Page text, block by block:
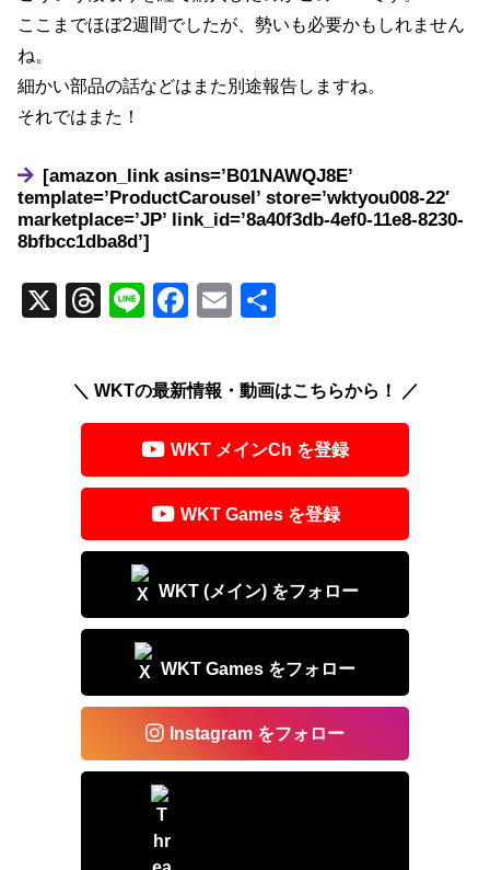
ここまでほぼ2週間でしたが、勢いも必要かもしれません
ね。
細かい部品の話などはまた別途報告しますね。
それではまた！
[amazon_link asins=’B01NAWQJ8E’
template=’ProductCarousel’ store=’wktyou008-22′
marketplace=’JP’ link_id=’8a40f3db-4ef0-11e8-8230-
8bfbcc1dba8d’]
X
T
a
s
Li
F
e
b
o
o
k
E
＼ WKTの最新情報・動画はこちらから！ ／
WKT メインCh を登録
WKT Games を登録
WKT (メイン) をフォロー
WKT Games をフォロー
Instagram をフォロー